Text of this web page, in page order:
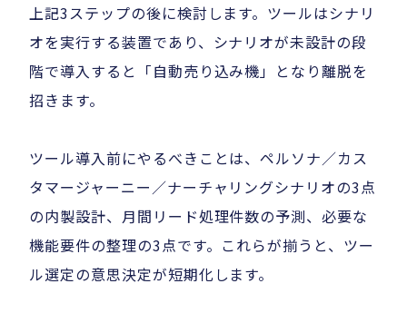
上記3ステップの後に検討します。ツールはシナリ
オを実行する装置であり、シナリオが未設計の段
階で導入すると「自動売り込み機」となり離脱を
招きます。
ツール導入前にやるべきことは、ペルソナ／カス
タマージャーニー／ナーチャリングシナリオの3点
の内製設計、月間リード処理件数の予測、必要な
機能要件の整理の3点です。これらが揃うと、ツー
ル選定の意思決定が短期化します。